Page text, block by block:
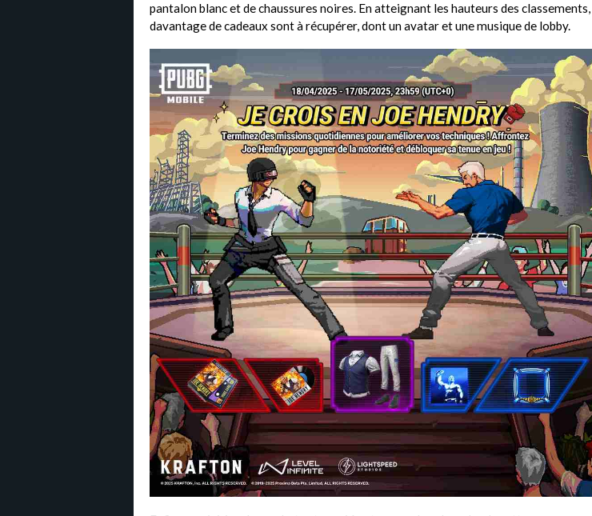
pantalon blanc et de chaussures noires. En atteignant les hauteurs des classements,
davantage de cadeaux sont à récupérer, dont un avatar et une musique de lobby.